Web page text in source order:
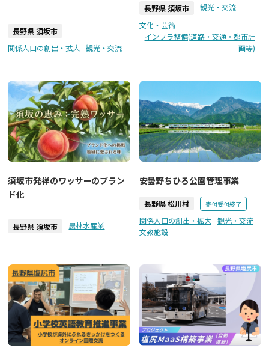
長野県 須坂市
関係人口の創出・拡大
観光・交流
長野県 須坂市
観光・交流
文化・芸術
インフラ整備(道路・交通・都市計
画等)
須坂市発祥のワッサーのブラン
ド化
長野県 須坂市 農林水産業
安曇野ちひろ公園管理事業
長野県 松川村 寄付受付終了
関係人口の創出・拡大
観光・交流
文教施設